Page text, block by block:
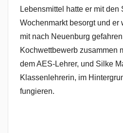
Lebensmittel hatte er mit den
Wochenmarkt besorgt und er
mit nach Neuenburg
Kochwettbewerb zusammen
dem AES-Lehrer, und Silke
Klassenlehrerin, im
fungieren.